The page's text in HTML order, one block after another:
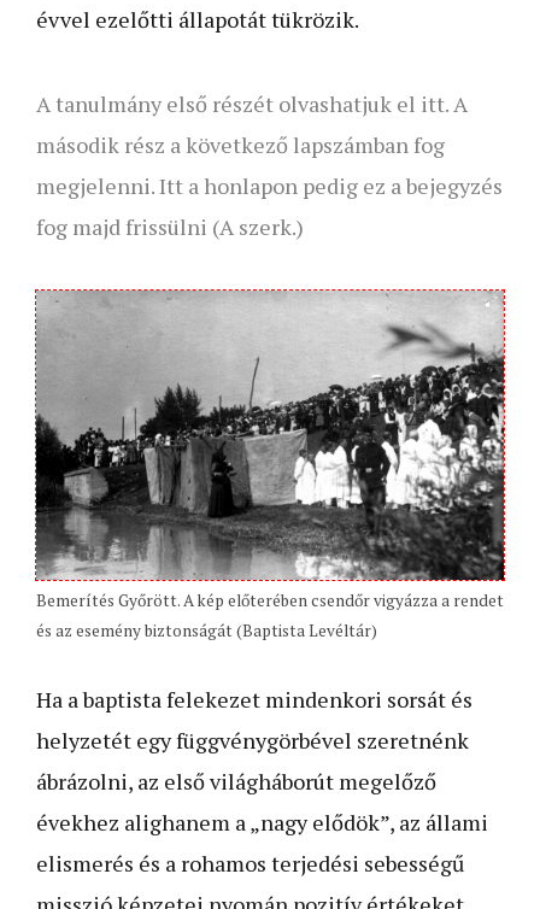
évvel ezelőtti állapotát tükrözik.
A tanulmány első részét olvashatjuk el itt. A
második rész a következő lapszámban fog
megjelenni. Itt a honlapon pedig ez a bejegyzés
fog majd frissülni (A szerk.)
Bemerítés Győrött. A kép előterében csendőr vigyázza a rendet
és az esemény biztonságát (Baptista Levéltár)
Ha a baptista felekezet mindenkori sorsát és
helyzetét egy függ­­­­­­­­­­­­­­­­­vénygörbével szeretnénk
ábrázolni, az első világháborút megelőző
évekhez alighanem a „nagy elődök”, az állami
elismerés és a rohamos terjedési sebességű